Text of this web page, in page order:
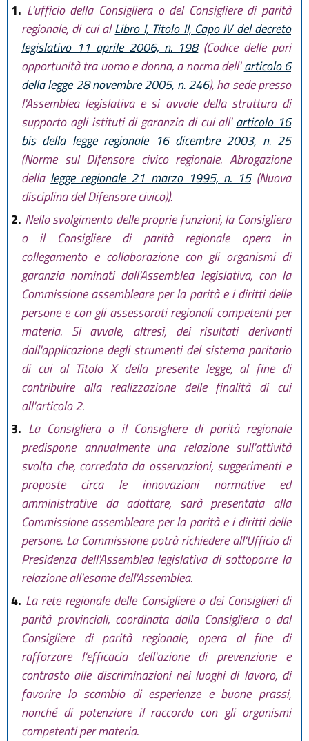
1. L'ufficio della Consigliera o del Consigliere di parità
regionale, di cui alLibro I, Titolo II, Capo IV del decreto
legislativo 11 aprile 2006, n. 198(Codice delle pari
opportunità tra uomo e donna, a norma dell'articolo 6
della legge 28 novembre 2005, n. 246), ha sede presso
l'Assemblea legislativa e si avvale della struttura di
supporto agli istituti di garanzia di cui all'articolo 16
bis della legge regionale 16 dicembre 2003, n. 25
(Norme sul Difensore civico regionale. Abrogazione
della legge regionale 21 marzo 1995, n. 15(Nuova
disciplina del Difensore civico)).
2. Nello svolgimento delle proprie funzioni, la Consigliera
o il Consigliere di parità regionale opera in
collegamento e collaborazione con gli organismi di
garanzia nominati dall'Assemblea legislativa, con la
Commissione assembleare per la parità e i diritti delle
persone e con gli assessorati regionali competenti per
materia. Si avvale, altresì, dei risultati derivanti
dall'applicazione degli strumenti del sistema paritario
di cui al Titolo X della presente legge, al fine di
contribuire alla realizzazione delle finalità di cui
all'articolo 2.
3. La Consigliera o il Consigliere di parità regionale
predispone annualmente una relazione sull'attività
svolta che, corredata da osservazioni, suggerimenti e
proposte circa le innovazioni normative ed
amministrative da adottare, sarà presentata alla
Commissione assembleare per la parità e i diritti delle
persone. La Commissione potrà richiedere all'Ufficio di
Presidenza dell'Assemblea legislativa di sottoporre la
relazione all'esame dell'Assemblea.
4. La rete regionale delle Consigliere o dei Consiglieri di
parità provinciali, coordinata dalla Consigliera o dal
Consigliere di parità regionale, opera al fine di
rafforzare l'efficacia dell'azione di prevenzione e
contrasto alle discriminazioni nei luoghi di lavoro, di
favorire lo scambio di esperienze e buone prassi,
nonché di potenziare il raccordo con gli organismi
competenti per materia.